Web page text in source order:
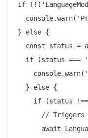
if
} else {
const status =
if (status ===
  } else {
if (status
// Triggers
await